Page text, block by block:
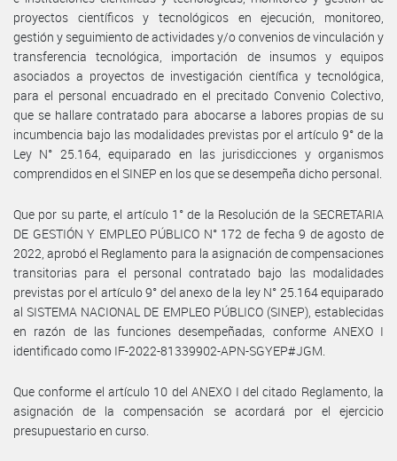
proyectos científicos y tecnológicos en ejecución, monitoreo,
gestión y seguimiento de actividades y/o convenios de vinculación y
transferencia tecnológica, importación de insumos y equipos
asociados a proyectos de investigación científica y tecnológica,
para el personal encuadrado en el precitado Convenio Colectivo,
que se hallare contratado para abocarse a labores propias de su
incumbencia bajo las modalidades previstas por el artículo 9° de la
Ley N° 25.164, equiparado en las jurisdicciones y organismos
comprendidos en el SINEP en los que se desempeña dicho personal.
Que por su parte, el artículo 1° de la Resolución de la SECRETARIA
DE GESTIÓN Y EMPLEO PÚBLICO N° 172 de fecha 9 de agosto de
2022, aprobó el Reglamento para la asignación de compensaciones
transitorias para el personal contratado bajo las modalidades
previstas por el artículo 9° del anexo de la ley N° 25.164 equiparado
al SISTEMA NACIONAL DE EMPLEO PÚBLICO (SINEP), establecidas
en razón de las funciones desempeñadas, conforme ANEXO I
identificado como IF-2022-81339902-APN-SGYEP#JGM.
Que conforme el artículo 10 del ANEXO I del citado Reglamento, la
asignación de la compensación se acordará por el ejercicio
presupuestario en curso.